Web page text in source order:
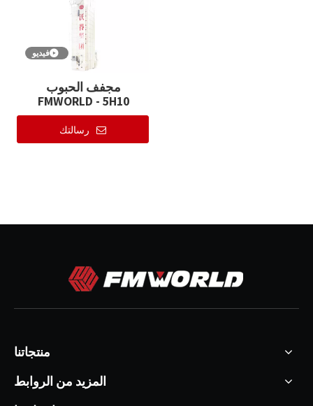
فيديو
مجفف الحبوب
FMWORLD - 5H10
رسالتك
منتجاتنا
المزيد من الروابط